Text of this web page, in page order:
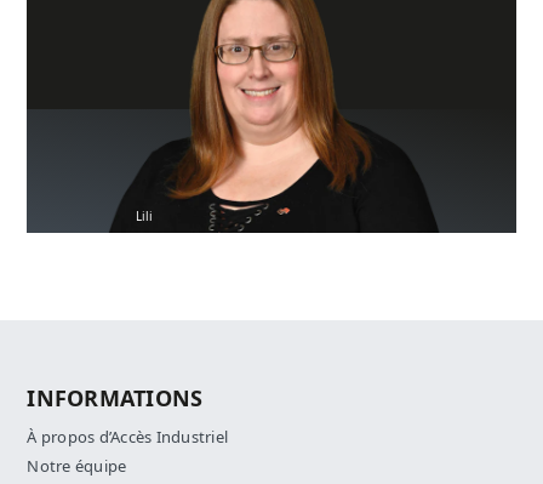
Lili
INFORMATIONS
À propos d’Accès Industriel
Notre équipe